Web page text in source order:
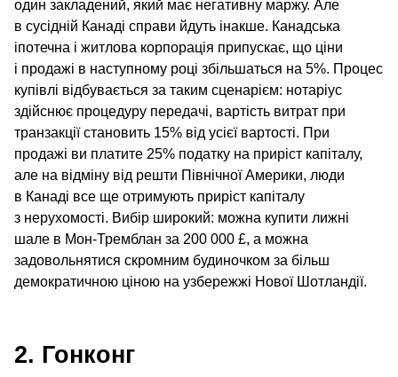
один закладений, який має негативну маржу. Але
в сусідній Канаді справи йдуть інакше. Канадська
іпотечна і житлова корпорація припускає, що ціни
і продажі в наступному році збільшаться на 5%. Процес
купівлі відбувається за таким сценарієм: нотаріус
здійснює процедуру передачі, вартість витрат при
транзакції становить 15% від усієї вартості. При
продажі ви платите 25% податку на приріст капіталу,
але на відміну від решти Північної Америки, люди
в Канаді все ще отримують приріст капіталу
з нерухомості. Вибір широкий: можна купити лижні
шале в Мон-Тремблан за 200 000 £, а можна
задовольнятися скромним будиночком за більш
демократичною ціною на узбережжі Нової Шотландії.
2. Гонконг